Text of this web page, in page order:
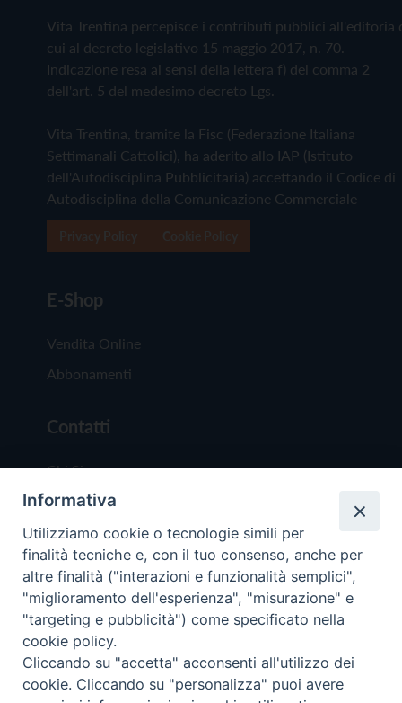
Vita Trentina percepisce i contributi pubblici all'editoria
cui al decreto legislativo 15 maggio 2017, n. 70.
Indicazione resa ai sensi della lettera f) del comma 2
dell'art. 5 del medesimo decreto Lgs.
Vita Trentina, tramite la Fisc (Federazione Italiana
Settimanali Cattolici), ha aderito allo IAP (Istituto
dell'Autodisciplina Pubblicitaria) accettando il Codice di
Autodisciplina della Comunicazione Commerciale
E-Shop
Vendita Online
Abbonamenti
Contatti
Chi Siamo
Redazione
Scrivici
Copyright © 2019 - Tutti i diritti riservati - Vita
Trentina Editrice
Informativa
Utilizziamo cookie o tecnologie simili per
finalità tecniche e, con il tuo consenso, anche per
altre finalità ("interazioni e funzionalità semplici",
"miglioramento dell'esperienza", "misurazione" e
"targeting e pubblicità") come specificato nella
cookie policy.
Cliccando su "accetta" acconsenti all'utilizzo dei
cookie. Cliccando su "personalizza" puoi avere